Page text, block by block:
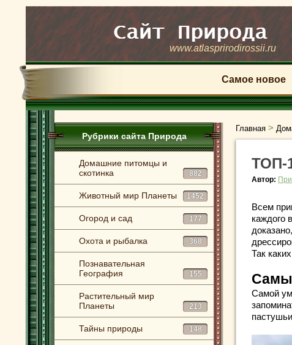
www.atlasprirodirossii.ru
Самое новое
Рубрики сайта Природа
Домашние питомцы и
скотинка
882
Животный мир Планеты 1452
Огород и сад 177
Охота и рыбалка 368
Познавательная
География
155
Растительный мир
Планеты
213
Тайны природы 148
Главная >
ТОП-
Автор:
Всем
каждого
Так
Самой